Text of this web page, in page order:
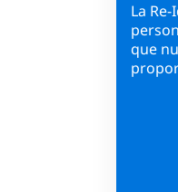
La
que